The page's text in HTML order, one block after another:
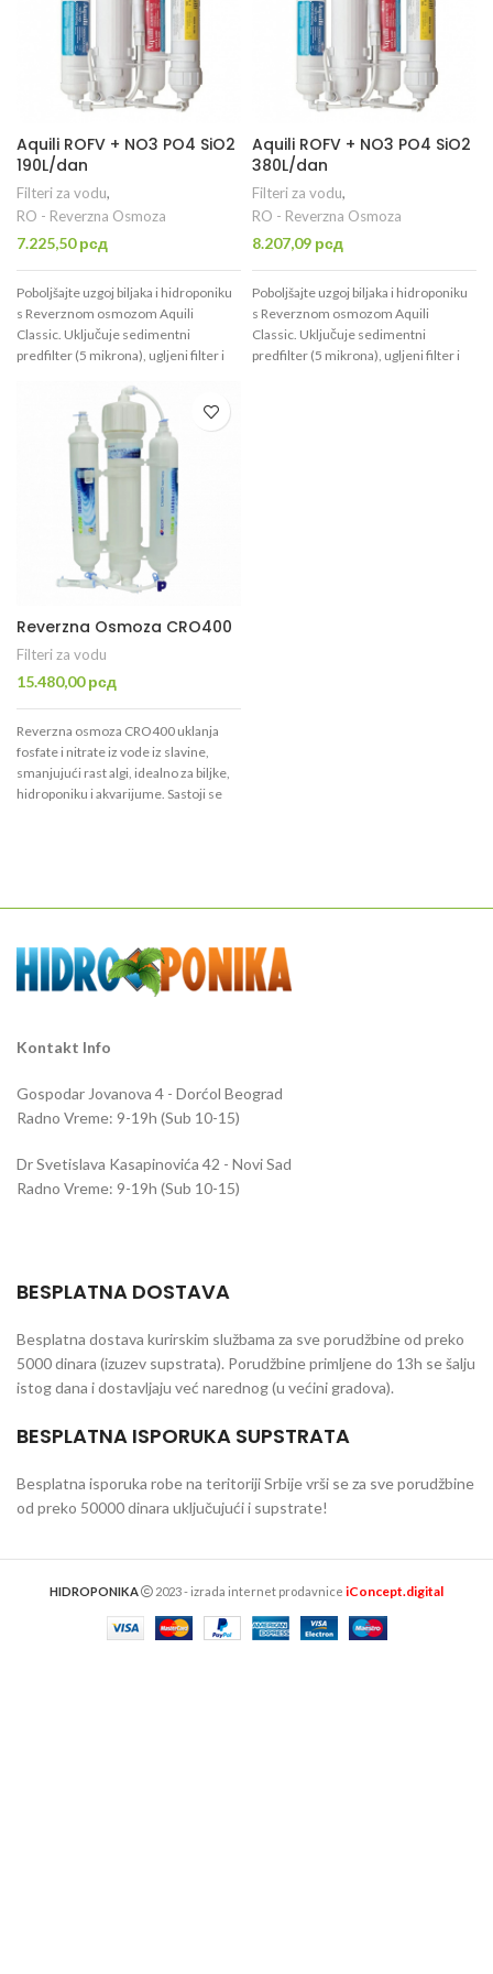
nečistoća (provodljivost 10-40 µS) uz
sedimentni, ugljeni filter i TFM
membranu. Ventil za ispiranje
povećava efikasnost. Pogođno i za
druge potrebe.
nečistoća (provodljivost 10-40 µS) uz
sedimentni, ugljeni filter i TFM
membranu. Ventil za ispiranje
povećava efikasnost. Pogođno i za
druge potrebe.
Aquili ROFV + NO3 PO4 SiO2
190L/dan
Filteri za vodu,
RO - Reverzna Osmoza
7.225,50рсд
Poboljšajte uzgoj biljaka i hidroponiku
s Reverznom osmozom Aquili
Classic. Uključuje sedimentni
predfilter (5 mikrona), ugljeni filter i
uklanjanje soli, pesticida i bakterija,
plus NPS-DI filter za nitrate, fosfate i
silikate. Ventil za ispiranje produžava
vek trajanja. Idealno za čistu vodu!
akvarijumeSavršeno za akvarijume –
Aquili Classic uklanja 98-99%
nečistoća (do 99,9% s NPS-DI,
provodljivost 3-40 µS). Sadrži
sedimentni, ugljeni filter, TFM
membranu i ventil za
Pritisak: 3-8 bara.
Temp.: 1-30°C.
Trajanje: filteri do 6000 l,
membrana 5 god., NPS-DI 250 l.
Aquili ROFV + NO3 PO4 SiO2
380L/dan
Filteri za vodu,
RO - Reverzna Osmoza
8.207,09 рсд
Poboljšajte uzgoj biljaka i hidroponiku
s Reverznom osmozom Aquili
Classic. Uključuje sedimentni
predfilter (5 mikrona), ugljeni filter i
Reverzna Osmoza CRO400
Filteri za vodu
15.480,00рсд
Reverzna osmoza CRO400 uklanja
fosfate i nitrate iz vode iz slavine,
smanjujući rast algi, idealno za biljke,
hidroponiku i akvarijume. Sastoji se
Kontakt Info
Gospodar Jovanova 4 - Dorćol Beograd
Radno Vreme: 9-19h (Sub 10-15)
Dr Svetislava Kasapinovića 42 - Novi Sad
Radno Vreme: 9-19h (Sub 10-15)
BESPLATNA DOSTAVA
Besplatna dostava kurirskim službama za sve porudžbine od preko
5000 dinara (izuzev supstrata). Porudžbine primljene do 13h se šalju
istog dana i dostavljaju već narednog (u većini gradova).
BESPLATNA ISPORUKA SUPSTRATA
Besplatna isporuka robe na teritoriji Srbije vrši se za sve porudžbine
od preko 50000 dinara uključujući i supstrate!
HIDROPONIKA 2023 - izrada internet prodavnice iConcept.digital